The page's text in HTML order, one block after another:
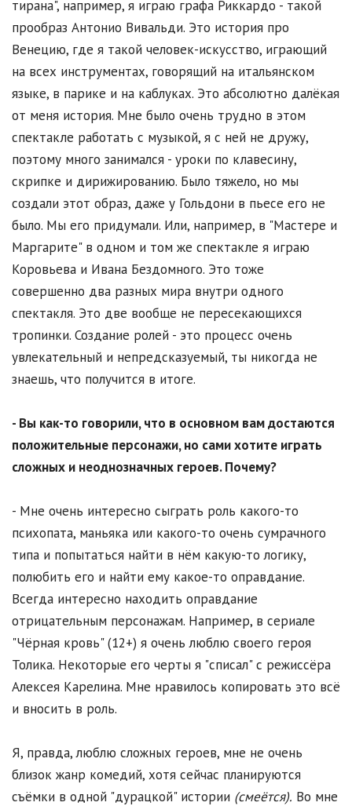
тирана", например, я играю графа Риккардо - такой
прообраз Антонио Вивальди. Это история про
Венецию, где я такой человек-искусство, играющий
на всех инструментах, говорящий на итальянском
языке, в парике и на каблуках. Это абсолютно далёкая
от меня история. Мне было очень трудно в этом
спектакле работать с музыкой, я с ней не дружу,
поэтому много занимался - уроки по клавесину,
скрипке и дирижированию. Было тяжело, но мы
создали этот образ, даже у Гольдони в пьесе его не
было. Мы его придумали. Или, например, в "Мастере и
Маргарите" в одном и том же спектакле я играю
Коровьева и Ивана Бездомного. Это тоже
совершенно два разных мира внутри одного
спектакля. Это две вообще не пересекающихся
тропинки. Создание ролей - это процесс очень
увлекательный и непредсказуемый, ты никогда не
знаешь, что получится в итоге.
- Вы как-то говорили, что в основном вам достаются
положительные персонажи, но сами хотите играть
сложных и неоднозначных героев. Почему?
- Мне очень интересно сыграть роль какого-то
психопата, маньяка или какого-то очень сумрачного
типа и попытаться найти в нём какую-то логику,
полюбить его и найти ему какое-то оправдание.
Всегда интересно находить оправдание
отрицательным персонажам. Например, в сериале
"Чёрная кровь" (12+) я очень люблю своего героя
Толика. Некоторые его черты я "списал" с режиссёра
Алексея Карелина. Мне нравилось копировать это всё
и вносить в роль.
Я, правда, люблю сложных героев, мне не очень
близок жанр комедий, хотя сейчас планируются
съёмки в одной "дурацкой" истории (смеётся). Во мне